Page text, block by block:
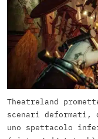
Theatreland
scenari deformati,
uno spettacolo